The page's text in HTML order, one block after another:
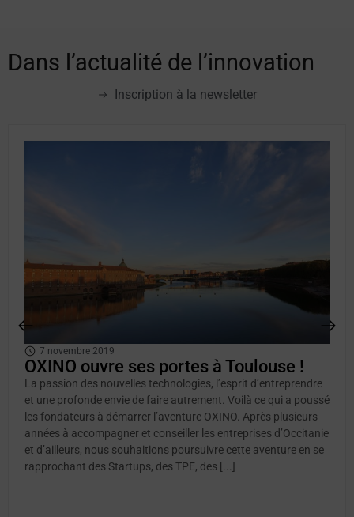
Dans l’actualité de l’innovation
Inscription à la newsletter
7 novembre 2019
OXINO ouvre ses portes à Toulouse !
La passion des nouvelles technologies, l’esprit d’entreprendre
et une profonde envie de faire autrement. Voilà ce qui a poussé
les fondateurs à démarrer l’aventure OXINO. Après plusieurs
années à accompagner et conseiller les entreprises d’Occitanie
et d’ailleurs, nous souhaitions poursuivre cette aventure en se
rapprochant des Startups, des TPE, des [...]